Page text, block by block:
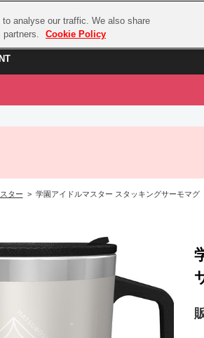
プレ
EVENT
ASOBI STAGEラブライブ！サンシャイン‼
ラブライブ！虹ヶ咲学園スクールア
アイドリッシュセブン
モフモフパレード
ター > 学園アイドルマスター スタッキングサーモマグ
analyse our traffic. We also share
partners.
Cookie Policy